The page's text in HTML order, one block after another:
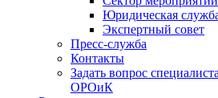
Юридическая
Экспертный совет
Пресс-служба
Контакты
Задать вопрос
ОРОиК